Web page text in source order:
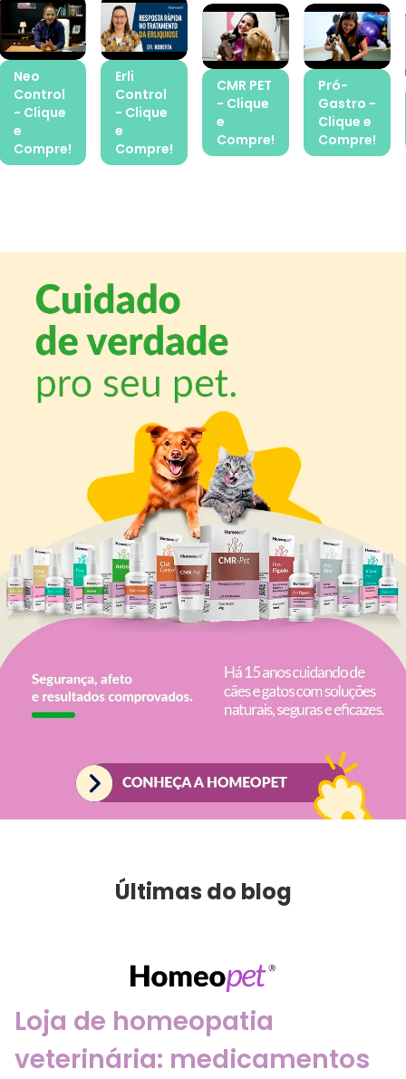
Neo
Control
- Clique
e
Compre!
Erli
Control
- Clique
e
Compre!
CMR PET
- Clique
e
Compre!
Pró-
Gastro -
Clique e
Compre!
Últimas do blog
Loja de homeopatia
veterinária: medicamentos